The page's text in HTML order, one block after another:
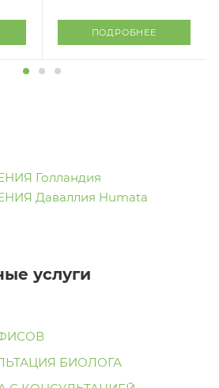
ПОДРОБНЕЕ
Голландия
Даваллия Humata
услуги
БИОЛОГА